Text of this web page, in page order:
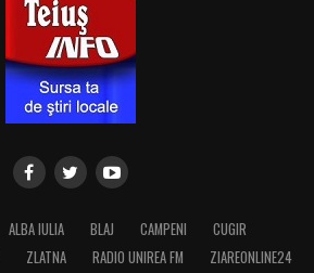
ALBA IULIA BLAJ CAMPENI
CUGIR
ZLATNA RADIO UNIREA FM ZIAREONLINE24